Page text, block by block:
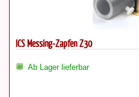
ICS Messing-Zapfen Z30
Ab Lager lieferbar